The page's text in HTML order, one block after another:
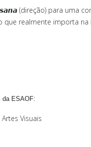
(direção) para uma
que realmente importa
da ESAOF:
Visuais